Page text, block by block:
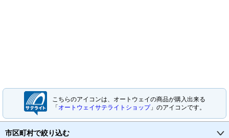
こちらのアイコンは、オートウェイの商品が購入出来る
「 オートウェイサテライトショップ」のアイコンです。
市区町村で絞り込む